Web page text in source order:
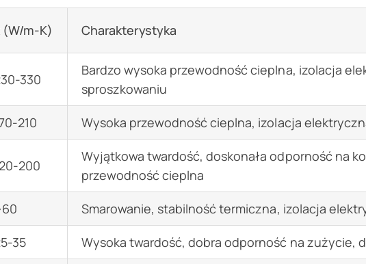
(W/m-K) Charakterystyka
330
Bardzo wysoka przewodność cieplna, izolacja
sproszkowaniu
210 Wysoka przewodność cieplna, izolacja
200
Wyjątkowa twardość, doskonała odporność na
przewodność cieplna
Smarowanie, stabilność termiczna, izolacja
35 Wysoka twardość, dobra odporność na zużycie,